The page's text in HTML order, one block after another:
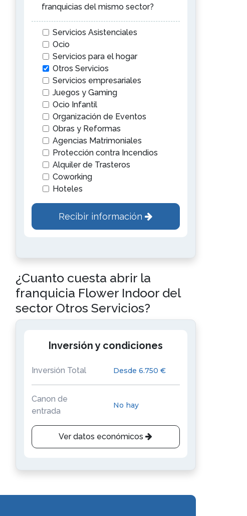
franquicias del mismo sector?
Servicios Asistenciales
Ocio
Servicios para el hogar
Otros Servicios
Servicios empresariales
Juegos y Gaming
Ocio Infantil
Organización de Eventos
Obras y Reformas
Agencias Matrimoniales
Protección contra Incendios
Alquiler de Trasteros
Coworking
Hoteles
Recibir información
¿Cuanto cuesta abrir la
franquicia Flower Indoor del
sector Otros Servicios?
Inversión y condiciones
Inversión Total Desde 6.750 €
Canon de
entrada
No hay
Ver datos económicos